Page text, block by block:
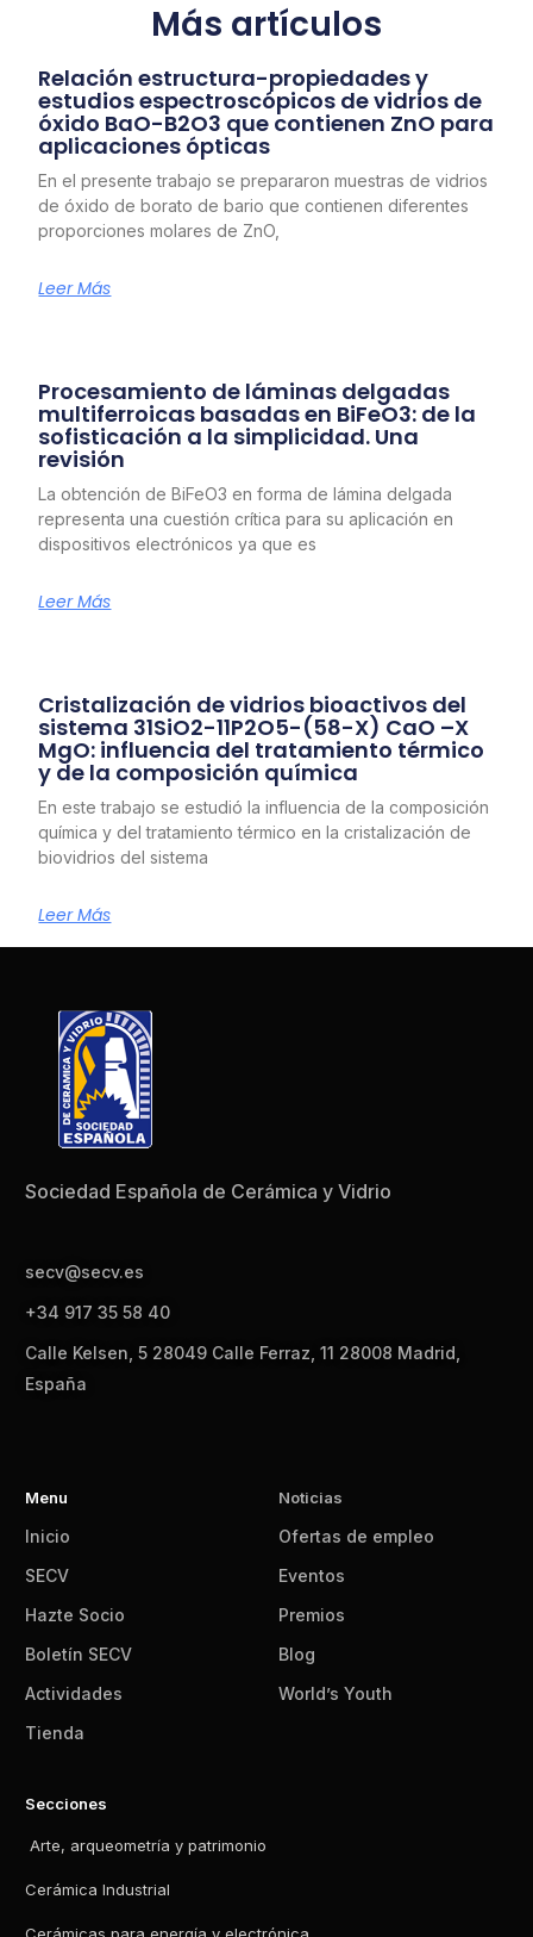
Más artículos
Relación estructura-propiedades y
estudios espectroscópicos de vidrios de
óxido BaO-B2O3 que contienen ZnO para
aplicaciones ópticas
En el presente trabajo se prepararon muestras de vidrios
de óxido de borato de bario que contienen diferentes
proporciones molares de ZnO,
Leer Más
Procesamiento de láminas delgadas
multiferroicas basadas en BiFeO3: de la
sofisticación a la simplicidad. Una
revisión
La obtención de BiFeO3 en forma de lámina delgada
representa una cuestión crítica para su aplicación en
dispositivos electrónicos ya que es
Leer Más
Cristalización de vidrios bioactivos del
sistema 31SiO2-11P2O5-(58-X) CaO –X
MgO: influencia del tratamiento térmico
y de la composición química
En este trabajo se estudió la influencia de la composición
química y del tratamiento térmico en la cristalización de
biovidrios del sistema
Leer Más
Sociedad Española de Cerámica y Vidrio
secv@secv.es
+34 917 35 58 40
Calle Kelsen, 5 28049 Calle Ferraz, 11 28008 Madrid,
España
Menu
Inicio
SECV
Hazte Socio
Boletín SECV
Actividades
Tienda
Noticias
Ofertas de empleo
Eventos
Premios
Blog
World’s Youth
Secciones
Arte, arqueometría y patrimonio
Cerámica Industrial